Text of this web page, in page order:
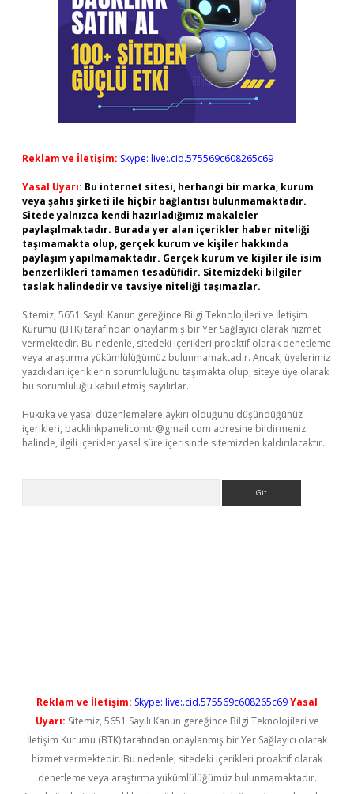
Reklam ve İletişim: Skype: live:.cid.575569c608265c69
Yasal Uyarı: Bu internet sitesi, herhangi bir marka, kurum
veya şahıs şirketi ile hiçbir bağlantısı bulunmamaktadır.
Sitede yalnızca kendi hazırladığımız makaleler
paylaşılmaktadır. Burada yer alan içerikler haber niteliği
taşımamakta olup, gerçek kurum ve kişiler hakkında
paylaşım yapılmamaktadır. Gerçek kurum ve kişiler ile isim
benzerlikleri tamamen tesadüfidir. Sitemizdeki bilgiler
taslak halindedir ve tavsiye niteliği taşımazlar.
Sitemiz, 5651 Sayılı Kanun gereğince Bilgi Teknolojileri ve İletişim
Kurumu (BTK) tarafından onaylanmış bir Yer Sağlayıcı olarak hizmet
vermektedir. Bu nedenle, sitedeki içerikleri proaktif olarak denetleme
veya araştırma yükümlülüğümüz bulunmamaktadır. Ancak, üyelerimiz
yazdıkları içeriklerin sorumluluğunu taşımakta olup, siteye üye olarak
bu sorumluluğu kabul etmiş sayılırlar.
Hukuka ve yasal düzenlemelere aykırı olduğunu düşündüğünüz
içerikleri, backlinkpanelicomtr@gmail.com adresine bildirmeniz
halinde, ilgili içerikler yasal süre içerisinde sitemizden kaldırılacaktır.
Reklam ve İletişim: Skype: live:.cid.575569c608265c69Yasal
Uyarı: Sitemiz, 5651 Sayılı Kanun gereğince Bilgi Teknolojileri ve
İletişim Kurumu (BTK) tarafından onaylanmış bir Yer Sağlayıcı olarak
hizmet vermektedir. Bu nedenle, sitedeki içerikleri proaktif olarak
denetleme veya araştırma yükümlülüğümüz bulunmamaktadır.